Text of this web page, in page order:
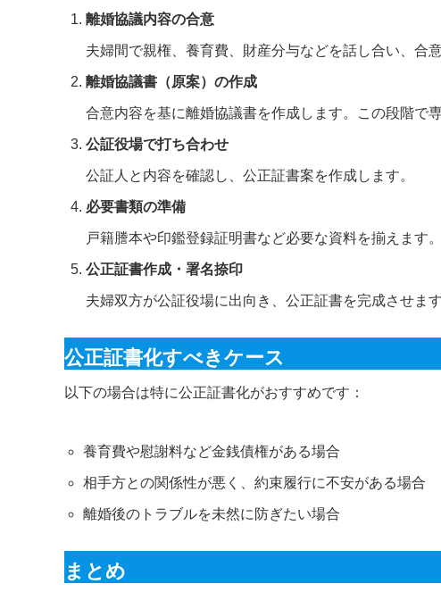
離婚協議内容の合意
夫婦間で親権、養育費、財産分与などを話し合い、合
離婚協議書（原案）の作成
合意内容を基に離婚協議書を作成します。この段階で
公証役場で打ち合わせ
公証人と内容を確認し、公正証書案を作成します。
必要書類の準備
戸籍謄本や印鑑登録証明書など必要な資料を揃えます。
公正証書作成・署名捺印
夫婦双方が公証役場に出向き、公正証書を完成させま
公正証書化すべきケース
以下の場合は特に公正証書化がおすすめです：
養育費や慰謝料など金銭債権がある場合
相手方との関係性が悪く、約束履行に不安がある場合
離婚後のトラブルを未然に防ぎたい場合
まとめ